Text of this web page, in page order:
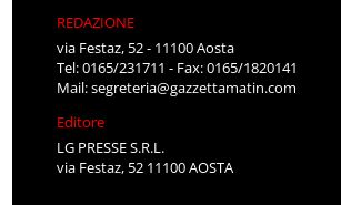
REDAZIONE
via Festaz, 52 - 11100 Aosta
Tel: 0165/231711 - Fax: 0165/1820141
Mail:segreteria@gazzettamatin.com
Editore
LG PRESSE S.R.L.
via Festaz, 52 11100 AOSTA